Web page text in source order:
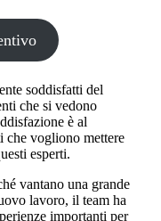
soddisfatti del
che si vedono
è al
che vogliono mettere
esperti.
vantano una grande
lavoro, il team ha
importanti per